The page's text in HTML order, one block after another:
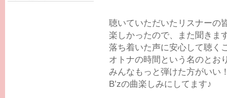
聴いていただいたリスナーの
楽しかったので、また聞きま
落ち着いた声に安心して聴く
オトナの時間という名のとお
みんなもっと弾けた方がいい
B’zの曲楽しみにしてます♪